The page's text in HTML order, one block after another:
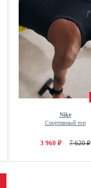
Nike
Спортивный топ
3 960 ₽ 7 620 ₽